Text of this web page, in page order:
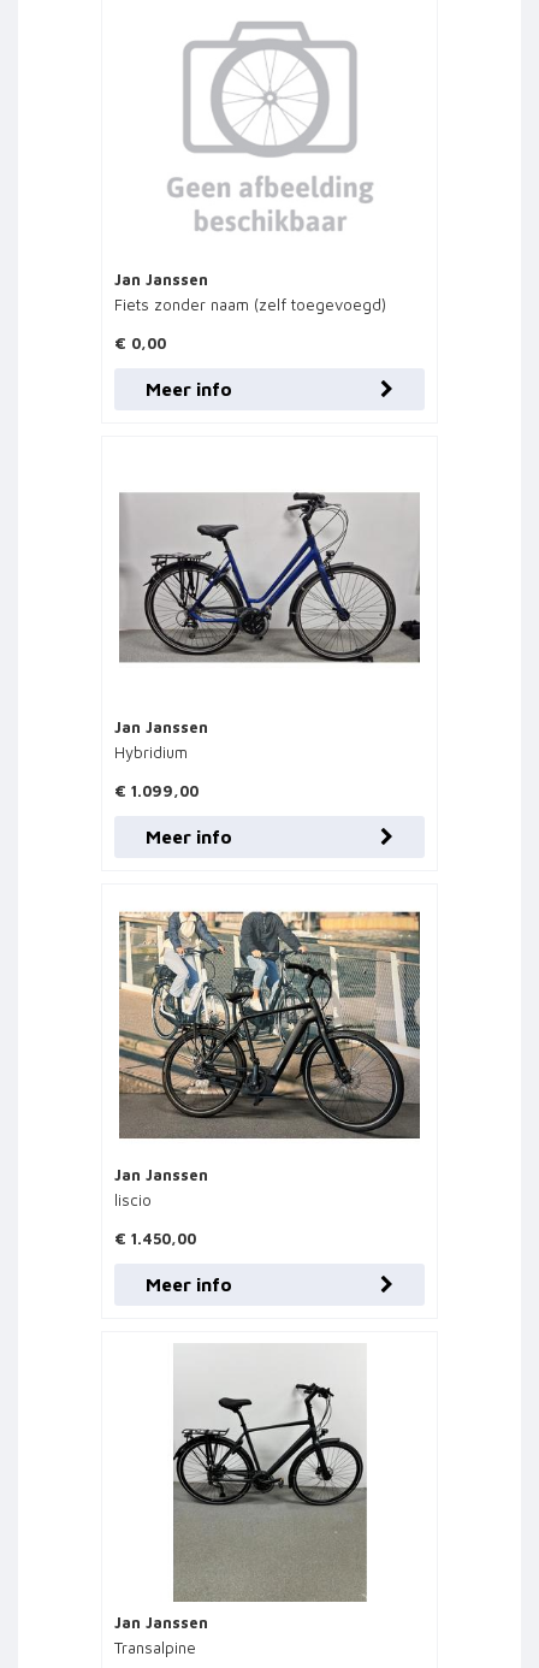
Jan Janssen
Fiets zonder naam (zelf toegevoegd)
€ 0,00
Meer info
Jan Janssen
Hybridium
€ 1.099,00
Meer info
Jan Janssen
liscio
€ 1.450,00
Meer info
Jan Janssen
Transalpine